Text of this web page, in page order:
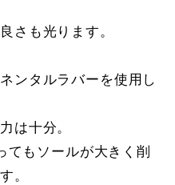
さも光ります。
ンタルラバーを使用し
は十分。
もソールが大きく削
。